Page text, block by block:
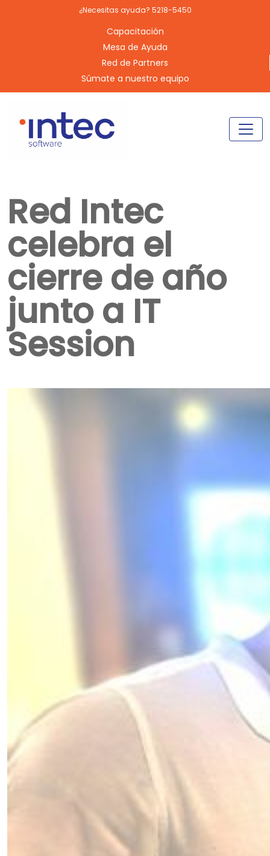
¿Necesitas ayuda? 5218-5450
Capacitación
Mesa de Ayuda
Red de Partners
Súmate a nuestro equipo
Red Intec
celebra el
cierre de año
junto a IT
Session